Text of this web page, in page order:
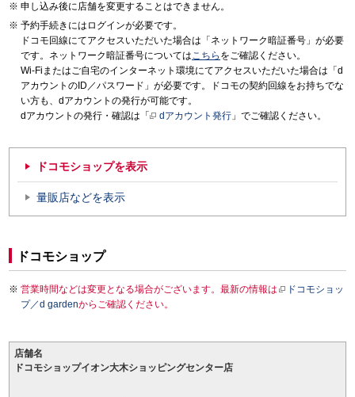
申し込み後に店舗を変更することはできません。
予約手続きにはログインが必要です。
ドコモ回線にてアクセスいただいた場合は「ネットワーク暗証番号」が必要
です。ネットワーク暗証番号についてはこちら をご確認ください。
Wi-Fiまたはご自宅のインターネット環境にてアクセスいただいた場合は「d
アカウントのID／パスワード」が必要です。ドコモの契約回線をお持ちでな
い方も、dアカウントの発行が可能です。
dアカウントの発行・確認は「
dアカウント発行 」でご確認ください。
ドコモショップを表示
量販店などを表示
ドコモショップ
営業時間などは変更となる場合がございます。最新の情報は
ドコモショッ
プ／d gardenからご確認ください。
店舗名
ドコモショップイオン大木ショッピングセンター店